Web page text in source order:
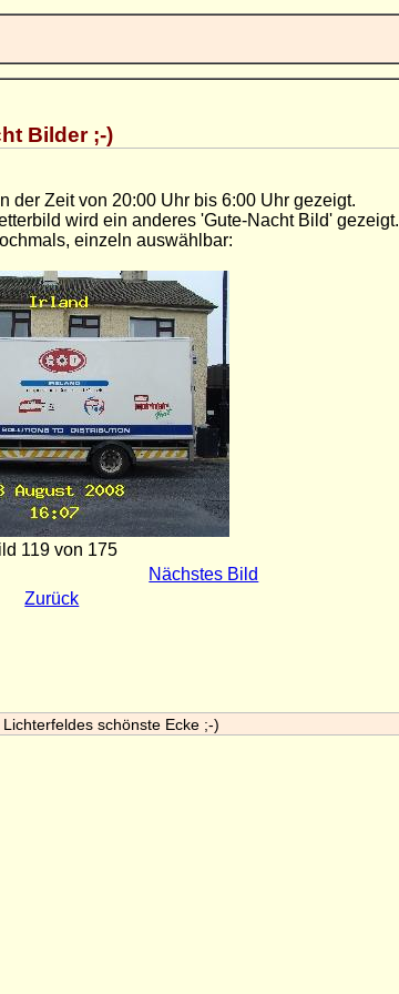
Bilder ;-)
der Zeit von 20:00 Uhr bis 6:00 Uhr gezeigt.
wird ein anderes 'Gute-Nacht Bild' gezeigt.
einzeln auswählbar:
119 von 175
Nächstes Bild
Zurück
schönste Ecke ;-)